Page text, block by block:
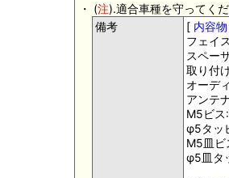
・ (注).適合車種を守ってく
備考
[ 内容物
フェイ
スペー
取り付
オーデ
アンテ
M5ビス
φ5タッ
M5皿ビ
φ5皿タ